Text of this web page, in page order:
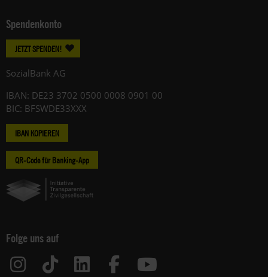
Spendenkonto
JETZT SPENDEN!
SozialBank AG
IBAN: DE23 3702 0500 0008 0901 00
BIC: BFSWDE33XXX
IBAN KOPIEREN
QR-Code für Banking-App
Folge uns auf